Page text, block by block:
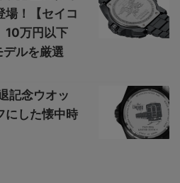
場！【セイコ
10万円以下
ルを厳選
記念ウオッ
にした懐中時